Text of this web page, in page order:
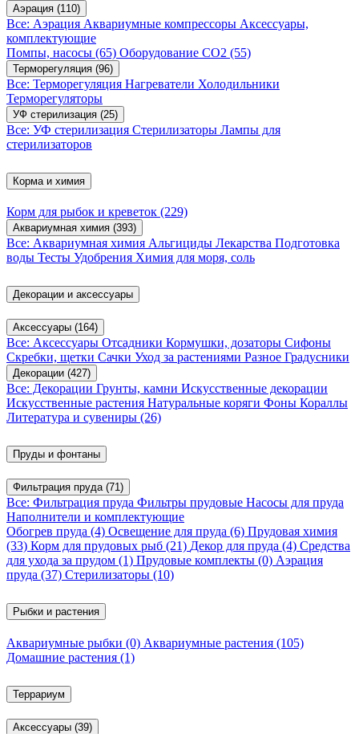
Аэрация (110)
Все: Аэрация Аквариумные компрессоры Аксессуары,
комплектующие
Помпы, насосы (65) Оборудование CO2 (55)
Терморегуляция (96)
Все: Терморегуляция Нагреватели Холодильники
Терморегуляторы
УФ стерилизация (25)
Все: УФ стерилизация Стерилизаторы Лампы для
стерилизаторов
Корма и химия
Корм для рыбок и креветок (229)
Аквариумная химия (393)
Все: Аквариумная химия Альгициды Лекарства Подготовка
воды Тесты Удобрения Химия для моря, соль
Декорации и аксессуары
Аксессуары (164)
Все: Аксессуары Отсадники Кормушки, дозаторы Сифоны
Скребки, щетки Сачки Уход за растениями Разное Градусники
Декорации (427)
Все: Декорации Грунты, камни Искусственные декорации
Искусственные растения Натуральные коряги Фоны Кораллы
Литература и сувениры (26)
Пруды и фонтаны
Фильтрация пруда (71)
Все: Фильтрация пруда Фильтры прудовые Насосы для пруда
Наполнители и комплектующие
Обогрев пруда (4) Освещение для пруда (6) Прудовая химия
(33) Корм для прудовых рыб (21) Декор для пруда (4) Средства
для ухода за прудом (1) Прудовые комплекты (0) Аэрация
пруда (37) Стерилизаторы (10)
Рыбки и растения
Аквариумные рыбки (0) Аквариумные растения (105)
Домашние растения (1)
Террариум
Аксессуары (39)